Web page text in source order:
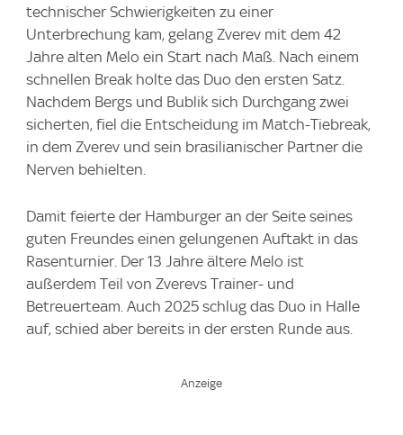
technischer Schwierigkeiten zu einer
Unterbrechung kam, gelang Zverev mit dem 42
Jahre alten Melo ein Start nach Maß. Nach einem
schnellen Break holte das Duo den ersten Satz.
Nachdem Bergs und Bublik sich Durchgang zwei
sicherten, fiel die Entscheidung im Match-Tiebreak,
in dem Zverev und sein brasilianischer Partner die
Nerven behielten.
Damit feierte der Hamburger an der Seite seines
guten Freundes einen gelungenen Auftakt in das
Rasenturnier. Der 13 Jahre ältere Melo ist
außerdem Teil von Zverevs Trainer- und
Betreuerteam. Auch 2025 schlug das Duo in Halle
auf, schied aber bereits in der ersten Runde aus.